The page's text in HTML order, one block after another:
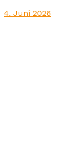
4. Juni 2026